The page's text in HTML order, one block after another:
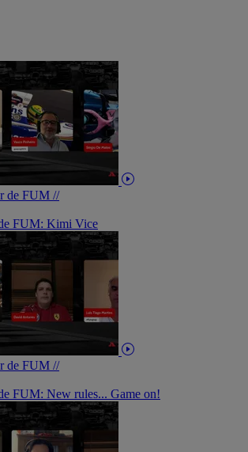
de FUM //
FUM: Kimi Vice
de FUM //
FUM: New rules... Game on!